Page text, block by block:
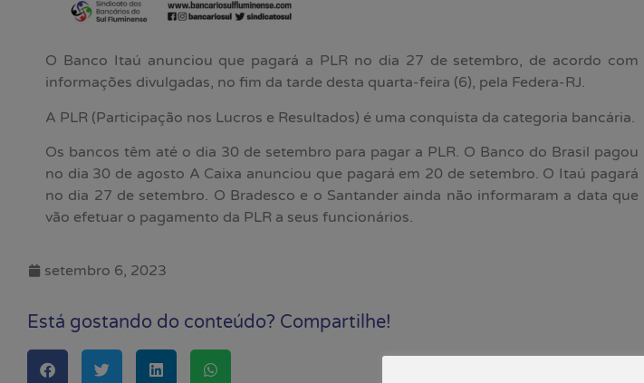
O Banco Itaú anunciou que pagará a PLR no dia 27 de setembro, de acordo com
informações divulgadas, no fim da tarde desta quarta-feira (6), pela Federa-RJ.
A PLR (Participação nos Lucros e Resultados) é uma conquista da categoria bancária.
Os bancos têm até o dia 30 de setembro para pagar a PLR. O Banco do Brasil pagou
no dia 30 de agosto A Caixa anunciou que pagará em 20 de setembro. O Itaú pagará
no dia 27 de setembro. O Bradesco e o Santander ainda não informaram a data que
vão efetuar o pagamento da PLR a seus funcionários.
setembro 6, 2023
Está gostando do conteúdo? Compartilhe!